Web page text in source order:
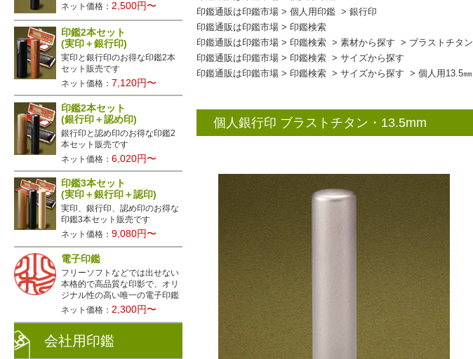
印鑑通販は印鑑市場 > 個人用印鑑 > 銀行印
印鑑通販は印鑑市場 > 印鑑検索
印鑑通販は印鑑市場 > 印鑑検索 > 素材から探す > ブラストチタン
印鑑通販は印鑑市場 > 印鑑検索 > サイズから探す
印鑑通販は印鑑市場 > 印鑑検索 > サイズから探す > 個人用13.5㎜
個人銀行印 ブラストチタン・13.5mm
ネット価格：2,500円〜
印鑑2本セット
(実印＋銀行印)
実印と銀行印のお得な印鑑2本
セット販売です
ネット価格： 7,120円〜
印鑑2本セット
(銀行印＋認め印)
銀行印と認め印のお得な印鑑2
本セット販売です
ネット価格：6,020円〜
印鑑3本セット
(実印＋銀行印＋認印)
実印、銀行印、認め印のお得な
印鑑3本セット販売です
ネット価格：9,080円〜
電子印鑑
フリーソフトなどでは出せない
本格的で高品質な印影で、オリ
ジナル性の高い唯一の電子印鑑
ネット価格：2,300円〜
会社用印鑑